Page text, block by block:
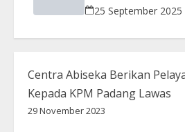
Bermedsos
25 September 2025
Centra Abiseka Berikan
Kepada KPM Padang Lawas
29 November 2023